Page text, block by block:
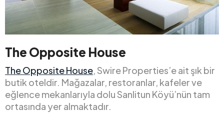
The Opposite House
The Opposite House, Swire Properties’e ait şık bir
butik oteldir. Mağazalar, restoranlar, kafeler ve
eğlence mekanlarıyla dolu Sanlitun Köyü’nün tam
ortasında yer almaktadır.